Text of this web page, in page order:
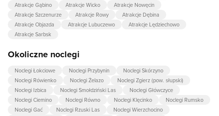
Atrakcje Gąbino
Atrakcje Wicko
Atrakcje Nowęcin
Atrakcje Szczenurze
Atrakcje Rowy
Atrakcje Dębina
Atrakcje Objazda
Atrakcje Lubuczewo
Atrakcje Lędziechowo
Atrakcje Sarbsk
Okoliczne noclegi
Noclegi Łokciowe Noclegi Przybynin
Noclegi Skórzyno
Noclegi Rówienko
Noclegi Żelazo
Noclegi Zgierz (pow. słupski)
Noclegi Izbica
Noclegi Smołdziński Las
Noclegi Główczyce
Noclegi Ciemino
Noclegi Równo Noclegi Klęcinko
Noclegi Rumsko
Noclegi Gać
Noclegi Rzuski Las
Noclegi Wierzchocino